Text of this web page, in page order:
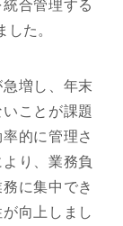
合管理する
た。
増し、年末
ことが課題
的に管理さ
り、業務負
に集中でき
向上しまし